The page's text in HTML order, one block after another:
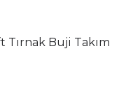
Tırnak Buji Takım